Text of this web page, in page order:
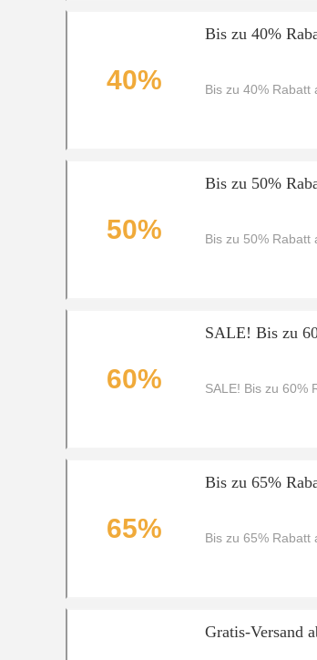
40%
Bis zu 40%
Bis zu 40% Rabatt
50%
Bis zu 50%
Bis zu 50% Rabatt
60%
SALE! Bis zu
SALE! Bis zu 60%
65%
Bis zu 65%
Bis zu 65% Rabatt
Gratis-Versand